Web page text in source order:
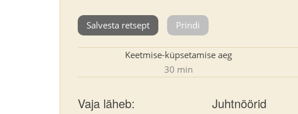
Salvesta retsept Prindi
Keetmise-küpsetamise aeg
30 min
Vaja läheb: Juhtnöörid